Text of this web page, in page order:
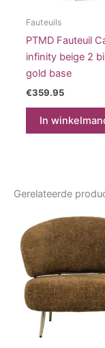
Fauteuils
PTMD Fauteuil
infinity beige 2
gold base
€359.95
In
Gerelateerde